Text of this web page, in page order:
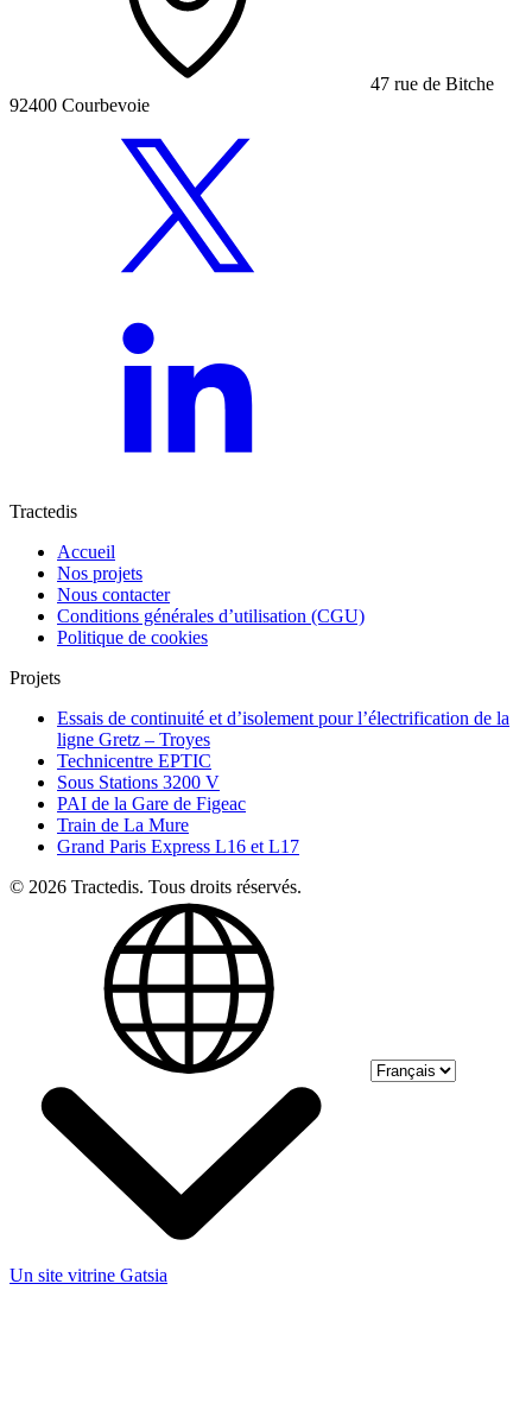
47 rue de Bitche
92400 Courbevoie
Tractedis
Accueil
Nos projets
Nous contacter
Conditions générales d’utilisation (CGU)
Politique de cookies
Projets
Essais de continuité et d’isolement pour l’électrification de la
ligne Gretz – Troyes
Technicentre EPTIC
Sous Stations 3200 V
PAI de la Gare de Figeac
Train de La Mure
Grand Paris Express L16 et L17
© 2026 Tractedis. Tous droits réservés.
Un site vitrine Gatsia